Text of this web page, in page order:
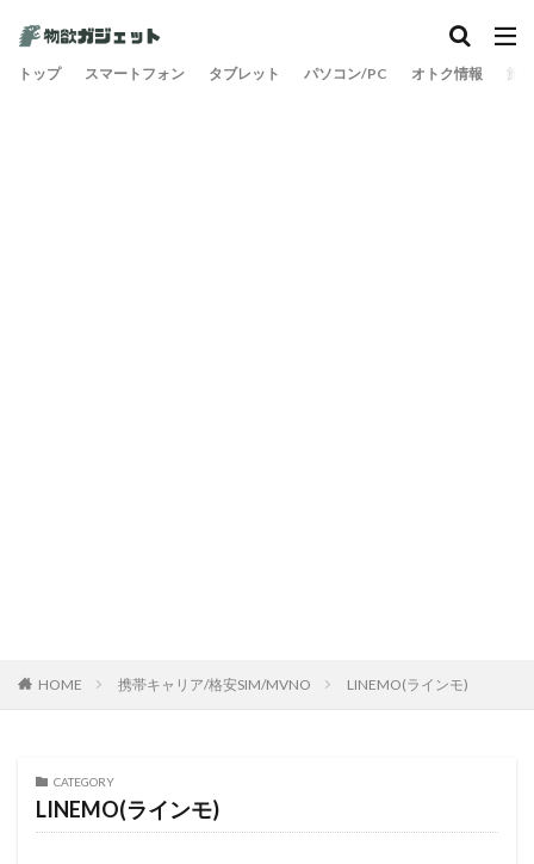
トップ スマートフォン タブレット パソコン/PC オトク情報 旅
HOME 携帯キャリア/格安SIM/MVNO LINEMO(ラインモ)
CATEGORY
LINEMO(ラインモ)